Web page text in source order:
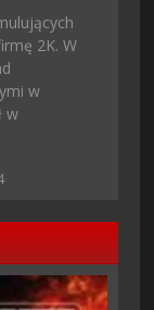
2K. W
w
w